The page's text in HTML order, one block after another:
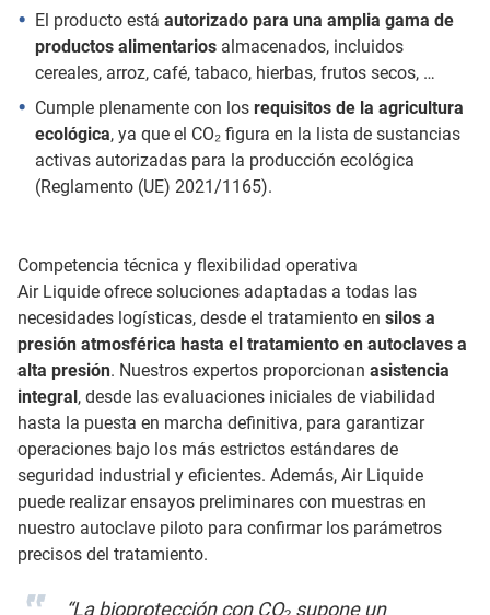
El producto está autorizado para una amplia gama de
productos alimentarios almacenados, incluidos
cereales, arroz, café, tabaco, hierbas, frutos secos, …
Cumple plenamente con los requisitos de la agricultura
ecológica, ya que el CO₂ figura en la lista de sustancias
activas autorizadas para la producción ecológica
(Reglamento (UE) 2021/1165).
Competencia técnica y flexibilidad operativa
Air Liquide ofrece soluciones adaptadas a todas las
necesidades logísticas, desde el tratamiento en silos a
presión atmosférica hasta el tratamiento en autoclaves a
alta presión. Nuestros expertos proporcionan asistencia
integral, desde las evaluaciones iniciales de viabilidad
hasta la puesta en marcha definitiva, para garantizar
operaciones bajo los más estrictos estándares de
seguridad industrial y eficientes. Además, Air Liquide
puede realizar ensayos preliminares con muestras en
nuestro autoclave piloto para confirmar los parámetros
precisos del tratamiento.
“La bioprotección con CO₂ supone un